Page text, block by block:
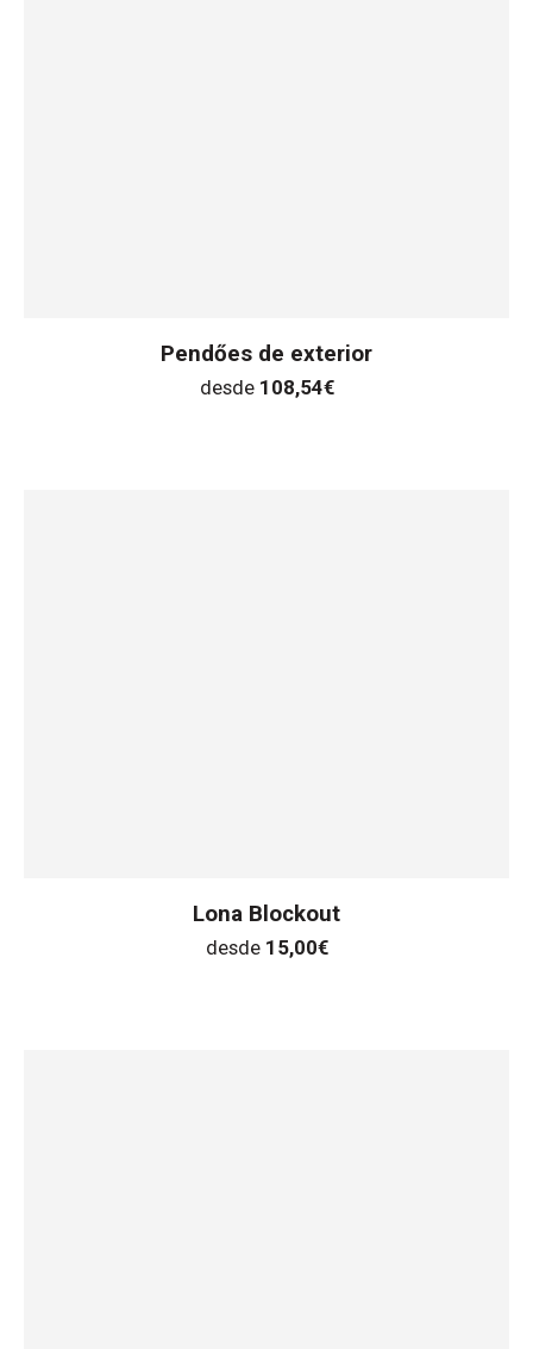
Pendőes de exterior
desde 108,54€
Lona Blockout
desde 15,00€